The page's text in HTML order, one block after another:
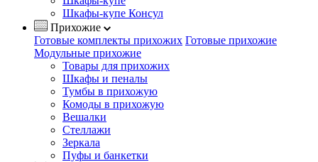
Шкафы-купе Консул
Прихожие
Готовые комплекты прихожих Готовые прихожие
Модульные прихожие
Товары для прихожих
Шкафы и пеналы
Тумбы в прихожую
Комоды в прихожую
Вешалки
Стеллажи
Зеркала
Пуфы и банкетки